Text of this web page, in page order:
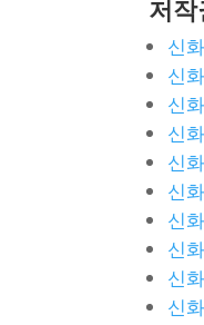
저
신
신
신
신
신
신
신
신
신
신